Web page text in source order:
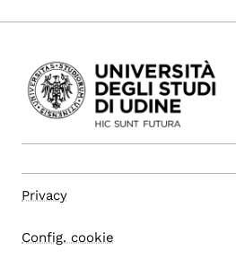
Privacy
Config. cookie